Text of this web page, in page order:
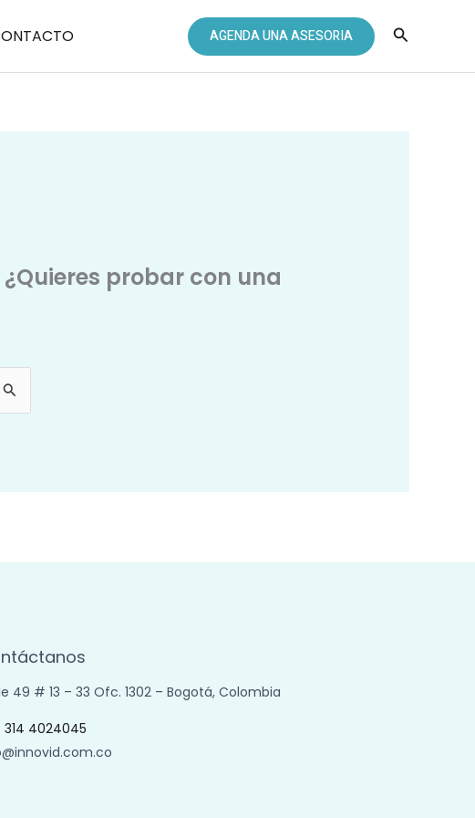
AGENDA UNA ASESORIA Buscar
probar con una
49 # 13 – 33 Ofc. 1302 – Bogotá, Colombia
314 4024045